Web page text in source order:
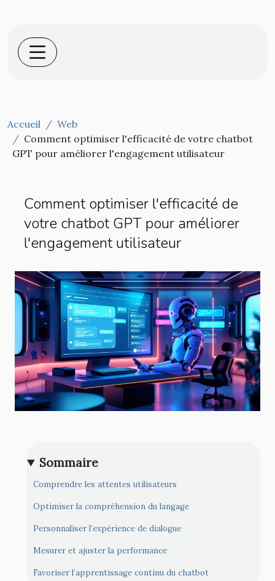
Accueil
Web
Comment optimiser l'efficacité de votre chatbot
GPT pour améliorer l'engagement utilisateur
Comment optimiser l'efficacité de
votre chatbot GPT pour améliorer
l'engagement utilisateur
Sommaire
Comprendre les attentes utilisateurs
Optimiser la compréhension du langage
Personnaliser l’expérience de dialogue
Mesurer et ajuster la performance
Favoriser l’apprentissage continu du chatbot